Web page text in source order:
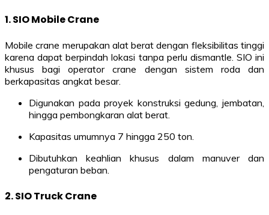
1.SIO Mobile Crane
Mobile crane merupakan alat berat dengan fleksibilitas tinggi
karena dapat berpindah lokasi tanpa perlu dismantle. SIO ini
khusus bagi operator crane dengan sistem roda dan
berkapasitas angkat besar.
Digunakan pada proyek konstruksi gedung, jembatan,
hingga pembongkaran alat berat.
Kapasitas umumnya 7 hingga 250 ton.
Dibutuhkan keahlian khusus dalam manuver dan
pengaturan beban.
2.SIO Truck Crane